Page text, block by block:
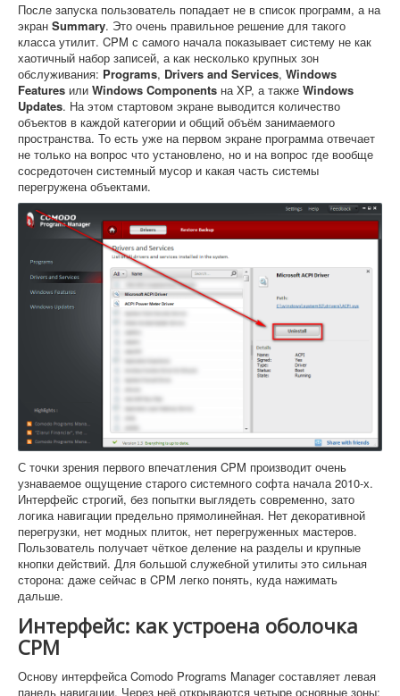
После запуска пользователь попадает не в список программ, а на
экран Summary. Это очень правильное решение для такого
класса утилит. CPM с самого начала показывает систему не как
хаотичный набор записей, а как несколько крупных зон
обслуживания: Programs, Drivers and Services, Windows
Features или Windows Components на XP, а также Windows
Updates. На этом стартовом экране выводится количество
объектов в каждой категории и общий объём занимаемого
пространства. То есть уже на первом экране программа отвечает
не только на вопрос что установлено, но и на вопрос где вообще
сосредоточен системный мусор и какая часть системы
перегружена объектами.
С точки зрения первого впечатления CPM производит очень
узнаваемое ощущение старого системного софта начала 2010-х.
Интерфейс строгий, без попытки выглядеть современно, зато
логика навигации предельно прямолинейная. Нет декоративной
перегрузки, нет модных плиток, нет перегруженных мастеров.
Пользователь получает чёткое деление на разделы и крупные
кнопки действий. Для большой служебной утилиты это сильная
сторона: даже сейчас в CPM легко понять, куда нажимать
дальше.
Интерфейс: как устроена оболочка
CPM
Основу интерфейса Comodo Programs Manager составляет левая
панель навигации. Через неё открываются четыре основные зоны: